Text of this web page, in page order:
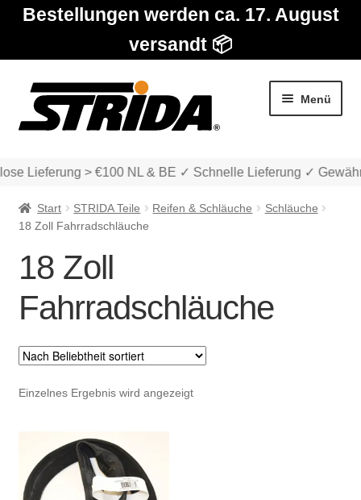
Bestellungen werden ca. 17. August
versandt 📦
Zur
Navigation
springen
Zum
Inhalt
springen
Menü
Die Modelle
Katalog
Account & Support
SALE
Lieferung > €100 NL & BE ✓ Schnelle Lieferung ✓
Start STRIDA Teile Reifen & Schläuche
Schläuche
18 Zoll Fahrradschläuche
18 Zoll
Fahrradschläuche
Einzelnes Ergebnis wird angezeigt